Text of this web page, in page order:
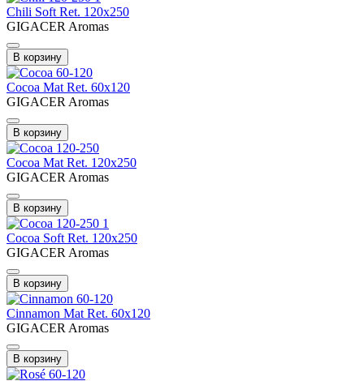
Chili Soft Ret. 120x250
GIGACER Aromas
В корзину
Cocoa Mat Ret. 60x120
GIGACER Aromas
В корзину
Cocoa Mat Ret. 120x250
GIGACER Aromas
В корзину
Cocoa Soft Ret. 120x250
GIGACER Aromas
В корзину
Cinnamon Mat Ret. 60x120
GIGACER Aromas
В корзину